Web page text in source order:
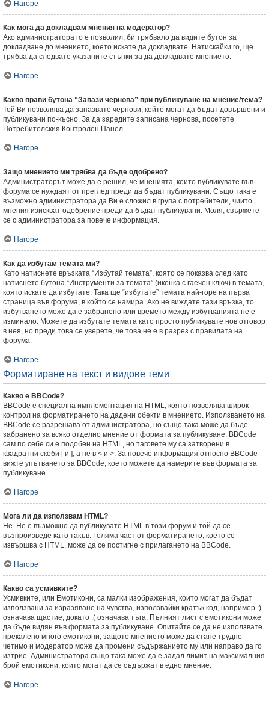
Нагоре
Как мога да докладвам мнения на модератор?
Ако администратора го е позволил, би трябвало да видите бутон за
докладване до мнението, което искате да докладвате. Натискайки го, ще
трябва да следвате указаните стъпки за да докладвате мнението.
Нагоре
Какво прави бутона “Запази чернова” при публикуване на мнение/тема?
Той Ви позволява да запазвате чернови, който могат да бъдат довършени и
публикувани по-късно. За да заредите записана чернова, посетете
Потребителския Контролен Панел.
Нагоре
Защо мнението ми трябва да бъде одобрено?
Администраторът може да е решил, че мненията, които публикувате във
форума се нуждаят от преглед преди да бъдат публикувани. Също така е
възможно администратора да Ви е сложил в група с потребители, чиито
мнения изискват одобрение преди да бъдат публикувани. Моля, свържете
се с администратора за повече информация.
Нагоре
Как да избутам темата ми?
Като натиснете връзката “Избутай темата”, която се показва след като
натиснете бутона “Инструменти за темата” (иконка с гаечен ключ) в темата,
която искате да избутате. Така ще “избутате” темата най-горе на първа
страница във форума, в който се намира. Ако не виждате тази връзка, то
избутването може да е забранено или времето между избутванията не е
изминало. Можете да избутате темата като просто публикувате нов отговор
в нея, но преди това се уверете, че това не е в разрез с правилата на
форума.
Нагоре
Форматиране на текст и видове теми
Какво е BBCode?
BBCode е специална имплементация на HTML, която позволява широк
контрол на форматирането на дадени обекти в мнението. Използването на
BBCode се разрешава от администратора, но също така може да бъде
забранено за всяко отделно мнение от формата за публикуване. BBCode
сам по себе си е подобен на HTML, но таговете му са затворени в
квадратни скоби [ и ], а не в < и >. За повече информация относно BBCode
вижте упътването за BBCode, което можете да намерите във формата за
публикуване.
Нагоре
Мога ли да използвам HTML?
Не. Не е възможно да публикувате HTML в този форум и той да се
възпроизведе като такъв. Голяма част от форматирането, което се
извършва с HTML, може да се постигне с прилагането на BBCode.
Нагоре
Какво са усмивките?
Усмивките, или Емотикони, са малки изображения, които могат да бъдат
използвани за изразяване на чувства, използвайки кратък код, например :)
означава щастие, докато :( означава тъга. Пълният лист с емотикони може
да бъде видян във формата за публикуване. Опитайте се да не използвате
прекалено много емотикони, защото мнението може да стане трудно
четимо и модератор може да промени съдържанието му или направо да го
изтрие. Администратора също така може да е задал лимит на максималния
брой емотикони, които могат да се съдържат в едно мнение.
Нагоре